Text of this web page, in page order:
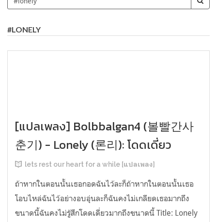
#LONELY
[แปลเพลง] Bolbbalgan4 (볼빨간사
춘기) - Lonely (론리): โดดเดี่ยว
lets rest our heart for a while [แปลเพลง]
ถ้าหากในตอนนั้นเธอกอดฉันไว้ละก็ถ้าหากในตอนนั้นเธอ
โอบไหล่ฉันไว้อย่างอบอุ่นละก็ฉันคงไม่เกลียดเธอมากถึง
ขนาดนี้ฉันคงไม่รู้สึกโดดเดี่ยวมากถึงขนาดนี้ Title: Lonely